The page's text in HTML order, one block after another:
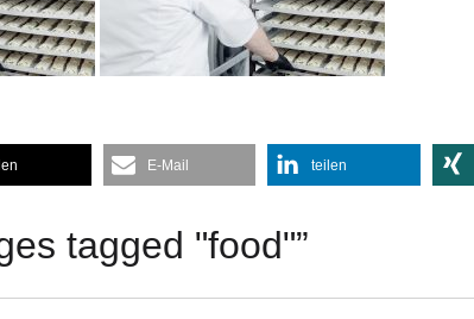
E-Mail teilen
tagged "food"”